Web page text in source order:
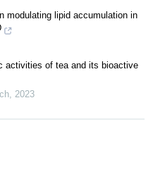
modulating lipid accumulation in
activities of tea and its bioactive
, 2023